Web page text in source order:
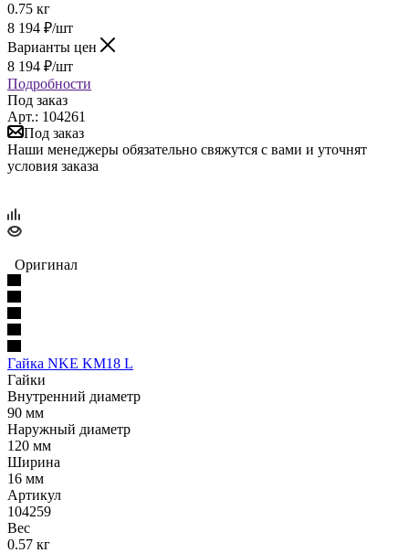
0.75 кг
8 194 ₽/шт
Варианты цен
8 194 ₽/шт
Подробности
Под заказ
Арт.: 104261
Под заказ
Наши менеджеры обязательно свяжутся с вами и уточнят
условия заказа
Оригинал
Гайка NKE KM18 L
Гайки
Внутренний диаметр
90 мм
Наружный диаметр
120 мм
Ширина
16 мм
Артикул
104259
Вес
0.57 кг